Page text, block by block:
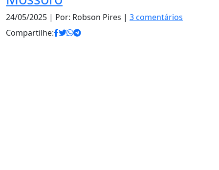
24/05/2025 | Por: Robson Pires | 3 comentários
Compartilhe: